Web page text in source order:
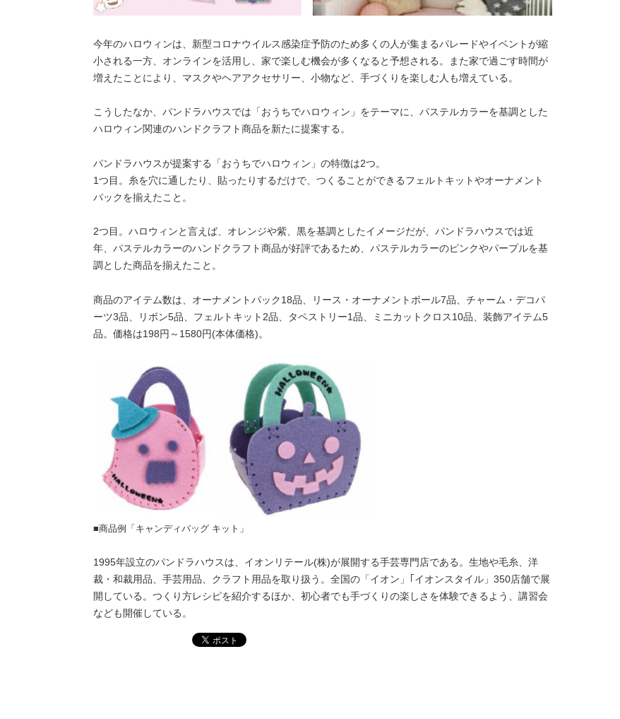
今年のハロウィンは、新型コロナウイルス感染症予防のため多くの人が集まるパレードやイベントが縮
小される一方、オンラインを活用し、家で楽しむ機会が多くなると予想される。また家で過ごす時間が
増えたことにより、マスクやヘアアクセサリー、小物など、手づくりを楽しむ人も増えている。
こうしたなか、パンドラハウスでは「おうちでハロウィン」をテーマに、パステルカラーを基調とした
ハロウィン関連のハンドクラフト商品を新たに提案する。
パンドラハウスが提案する「おうちでハロウィン」の特徴は2つ。
1つ目。糸を穴に通したり、貼ったりするだけで、つくることができるフェルトキットやオーナメント
パックを揃えたこと。
2つ目。ハロウィンと言えば、オレンジや紫、黒を基調としたイメージだが、パンドラハウスでは近
年、パステルカラーのハンドクラフト商品が好評であるため、パステルカラーのピンクやパープルを基
調とした商品を揃えたこと。
商品のアイテム数は、オーナメントパック18品、リース・オーナメントボール7品、チャーム・デコパ
ーツ3品、リボン5品、フェルトキット2品、タペストリー1品、ミニカットクロス10品、装飾アイテム5
品。価格は198円～1580円(本体価格)。
■商品例「キャンディバッグ キット」
1995年設立のパンドラハウスは、イオンリテール(株)が展開する手芸専門店である。生地や毛糸、洋
裁・和裁用品、手芸用品、クラフト用品を取り扱う。全国の「イオン」｢イオンスタイル」350店舗で展
開している。つくり方レシピを紹介するほか、初心者でも手づくりの楽しさを体験できるよう、講習会
なども開催している。